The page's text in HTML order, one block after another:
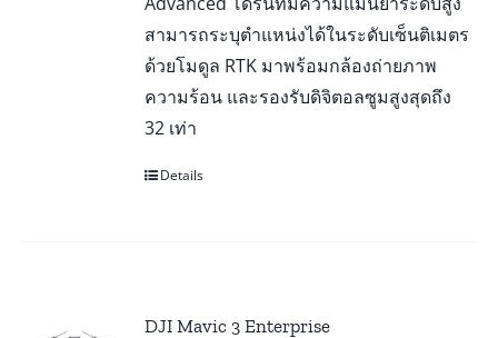
สามารถระบุตำแหน่งได้ในระดับเซ็นติเมตร
ด้วยโมดูล RTK มาพร้อมกล้องถ่ายภาพ
ความร้อน และรองรับดิจิตอลซูมสูงสุดถึง
32 เท่า
Details
DJI Mavic 3 Enterprise